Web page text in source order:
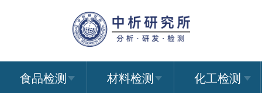
食品检测 材料检测 化工检测